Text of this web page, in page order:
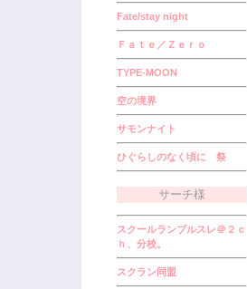
Fate/stay night
Ｆａｔｅ／Ｚｅｒｏ
TYPE-MOON
空の境界
サモンナイト
ひぐらしのなく頃に 祭
サーチ様
スクールランブルスレ＠２ｃ
ｈ、分校。
スクラン同盟